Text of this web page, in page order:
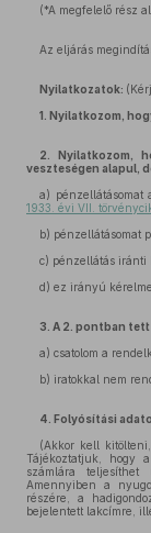
(*A megfelelő rész
Az eljárás
Nyilatkozatok:
1. Nyilatkozom,
2. Nyilatkozom,
veszteségen alapul,
a) pénzellátásomat
1933. évi VII.
b) pénzellátásomat
c) pénzellátás iránti
d) ez irányú
3. A 2. pontban
a) csatolom a
b) iratokkal nem
4. Folyósítási
(Akkor kell
Tájékoztatjuk, hogy
számlára
Amennyiben a
részére, a
bejelentett lakcímre,